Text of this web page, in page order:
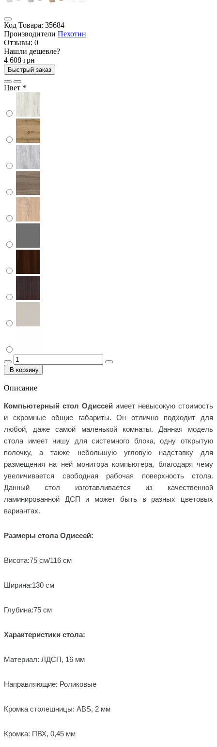
Код Товара: 35684
Производители Пехотин
Отзывы: 0
Нашли дешевле?
4 608 грн
Быстрый заказ
Цвет *
В корзину
Описание
Компьютерный стол Одиссейимеет невысокую стоимость
и скромные общие габариты. Он отлично подходит для
любой, даже самой маленькой комнаты. Данная модель
стола имеет нишу для системного блока, одну открытую
полочку, а также небольшую угловую надставку для
размещения на ней монитора компьютера, благодаря чему
увеличивается свободная рабочая поверхность стола.
Данный стол изготавливается из качественной
ламинированной ДСП и может быть в разных цветовых
вариантах.
Размеры столаОдиссей:
Висота:75 см/116 см
Ширина:130 см
Глубина:75 см
Характеристики стола:
Материал: ЛДСП, 16 мм
Направляющие: Роликовые
Кромка столешницы: ABS, 2 мм
Кромка: ПВХ, 0,45 мм